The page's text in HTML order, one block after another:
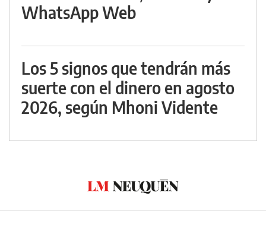
WhatsApp Web
Los 5 signos que tendrán más
suerte con el dinero en agosto
2026, según Mhoni Vidente